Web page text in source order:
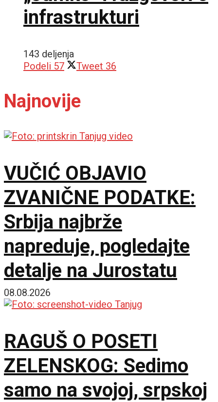
infrastrukturi
143 deljenja
Podeli 57 Tweet 36
Najnovije
VUČIĆ OBJAVIO
ZVANIČNE PODATKE:
Srbija najbrže
napreduje, pogledajte
detalje na Jurostatu
08.08.2026
RAGUŠ O POSETI
ZELENSKOG: Sedimo
samo na svojoj, srpskoj